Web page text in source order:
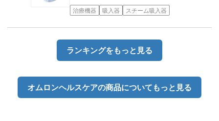
治療機器 吸入器 スチーム吸入器
ランキングをもっと見る
オムロンヘルスケアの商品についてもっと見る